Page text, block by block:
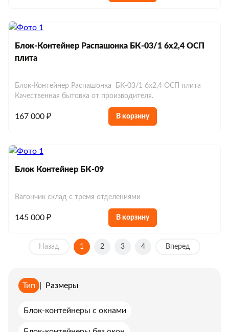
Блок-Контейнер Распашонка БК-03/1 6х2,4 ОСП
плита
Блок-Контейнер Распашонка БК-03/1 6х2,4 ОСП плита
Качественная бытовка от производителя.
167 000 ₽ В корзину
Блок Контейнер БК-09
Вагончик склад с тремя отделениями
145 000 ₽ В корзину
Назад 1 2 3 4 Вперед
Тип Размеры
Блок-контейнеры с окнами